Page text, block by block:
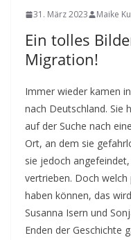
31. März 2023 Maike
Ein tolles
Migration!
Immer wieder kamen
nach Deutschland. Sie
auf der Suche nach
Ort, an dem sie
sie jedoch
vertrieben. Doch
haben können, das
Susanna Isern und
Enden der Geschichte